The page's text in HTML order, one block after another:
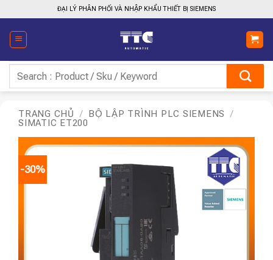
qua
nội
dung
ĐẠI LÝ PHÂN PHỐI VÀ NHẬP KHẨU THIẾT BỊ SIEMENS
kiếm:
TRANG CHỦ / BỘ LẬP TRÌNH PLC SIEMENS
/
SIMATIC ET200
-30%